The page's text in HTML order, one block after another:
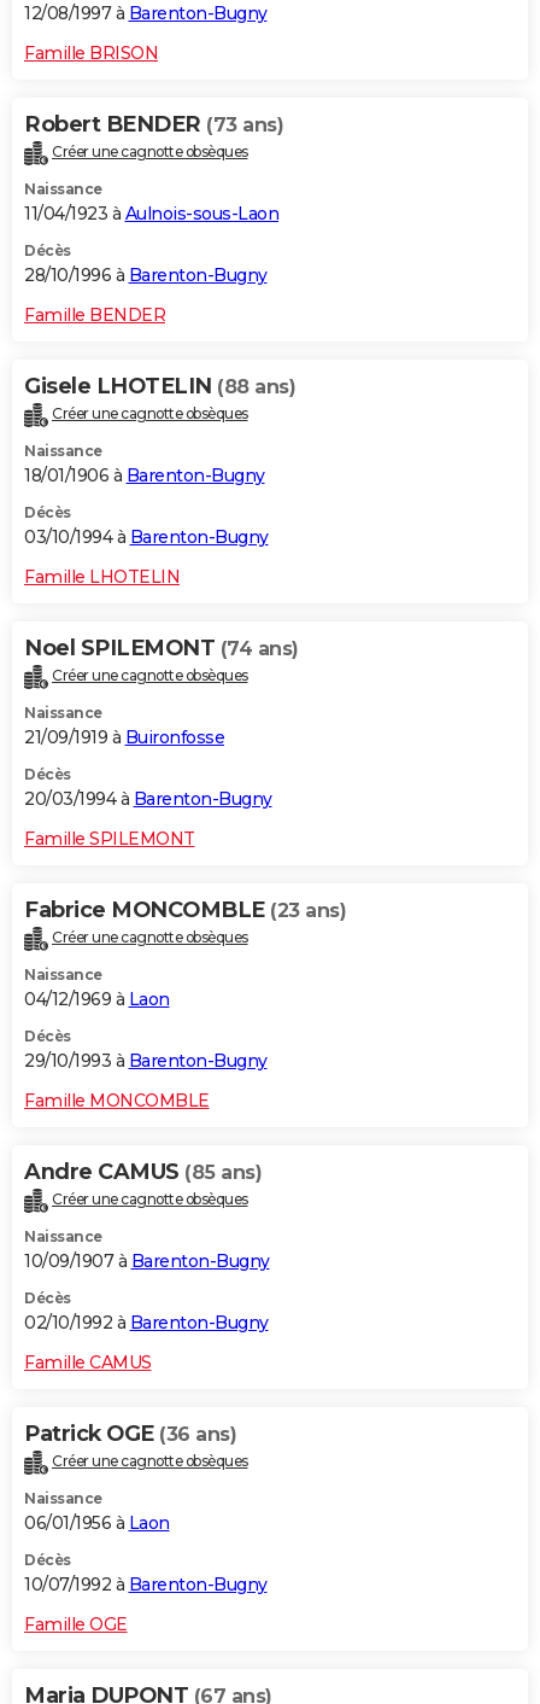
12/08/1997 à Barenton-Bugny
Famille BRISON
Robert BENDER (73 ans)
Créer une cagnotte obsèques
Naissance
11/04/1923 à Aulnois-sous-Laon
Décès
28/10/1996 à Barenton-Bugny
Famille BENDER
Gisele LHOTELIN (88 ans)
Créer une cagnotte obsèques
Naissance
18/01/1906 à Barenton-Bugny
Décès
03/10/1994 à Barenton-Bugny
Famille LHOTELIN
Noel SPILEMONT (74 ans)
Créer une cagnotte obsèques
Naissance
21/09/1919 à Buironfosse
Décès
20/03/1994 à Barenton-Bugny
Famille SPILEMONT
Fabrice MONCOMBLE (23 ans)
Créer une cagnotte obsèques
Naissance
04/12/1969 à Laon
Décès
29/10/1993 à Barenton-Bugny
Famille MONCOMBLE
Andre CAMUS (85 ans)
Créer une cagnotte obsèques
Naissance
10/09/1907 à Barenton-Bugny
Décès
02/10/1992 à Barenton-Bugny
Famille CAMUS
Patrick OGE (36 ans)
Créer une cagnotte obsèques
Naissance
06/01/1956 à Laon
Décès
10/07/1992 à Barenton-Bugny
Famille OGE
Maria DUPONT (67 ans)